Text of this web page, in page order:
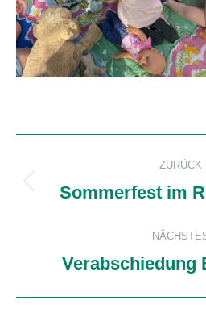
ZURÜCK
Sommerfest im
Verabschiedung